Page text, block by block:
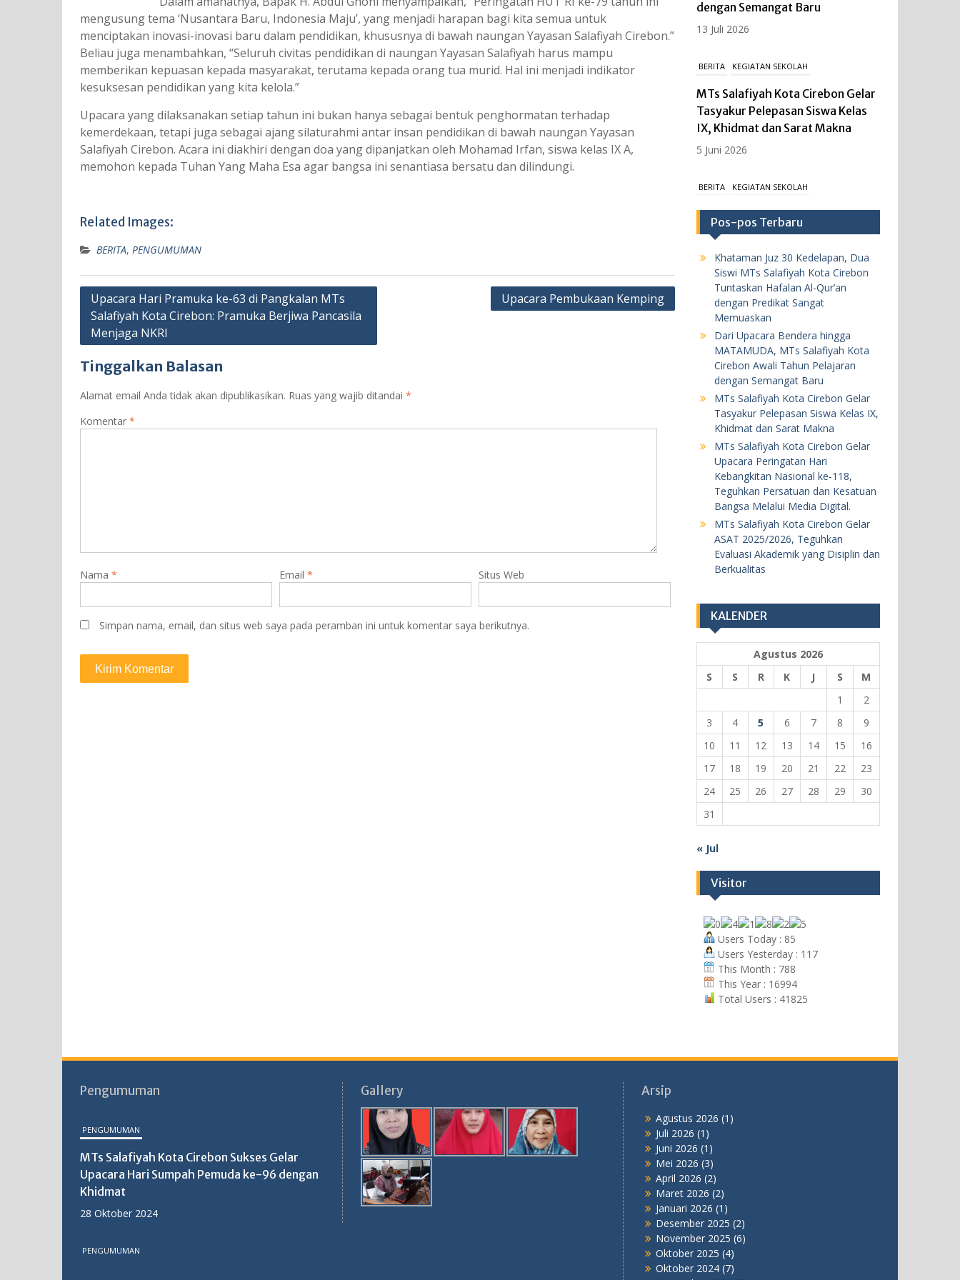
mengusung tema ‘Nusantara Baru, Indonesia Maju’, yang menjadi harapan bagi kita semua untuk
menciptakan inovasi-inovasi baru dalam pendidikan, khususnya di bawah naungan Yayasan Salafiyah Cirebon.”
Beliau juga menambahkan, “Seluruh civitas pendidikan di naungan Yayasan Salafiyah harus mampu
memberikan kepuasan kepada masyarakat, terutama kepada orang tua murid. Hal ini menjadi indikator
kesuksesan pendidikan yang kita kelola.”
Upacara yang dilaksanakan setiap tahun ini bukan hanya sebagai bentuk penghormatan terhadap
kemerdekaan, tetapi juga sebagai ajang silaturahmi antar insan pendidikan di bawah naungan Yayasan
Salafiyah Cirebon. Acara ini diakhiri dengan doa yang dipanjatkan oleh Mohamad Irfan, siswa kelas IX A,
memohon kepada Tuhan Yang Maha Esa agar bangsa ini senantiasa bersatu dan dilindungi.
Related Images:
BERITA, PENGUMUMAN
Navigasi
pos
Upacara Hari Pramuka ke-63 di Pangkalan MTs
Salafiyah Kota Cirebon: Pramuka Berjiwa Pancasila
Menjaga NKRI
Upacara Pembukaan Kemping
Tinggalkan Balasan
Alamat email Anda tidak akan dipublikasikan. Ruas yang wajib ditandai *
Komentar *
Nama * Email* Situs Web
Simpan nama, email, dan situs web saya pada peramban ini untuk komentar saya berikutnya.
dengan Semangat Baru
13 Juli 2026
BERITA KEGIATAN SEKOLAH
MTs Salafiyah Kota Cirebon Gelar
Tasyakur Pelepasan Siswa Kelas
IX, Khidmat dan Sarat Makna
5 Juni 2026
BERITA KEGIATAN SEKOLAH
MTs Salafiyah Kota Cirebon Gelar
Upacara Peringatan Hari
Teguhkan Persatuan dan
Kesatuan Bangsa Melalui Media
Digital.
20 Mei 2026
KEGIATAN SEKOLAH
MTs Salafiyah Kota Cirebon Gelar
ASAT 2025/2026, Teguhkan
Evaluasi Akademik yang Disiplin
18 Mei 2026
BERITA KEGIATAN SEKOLAH
Khataman Juz 30 Kedelapan, Dua
Siswi MTs Salafiyah Kota Cirebon
Tuntaskan Hafalan Al-Qur’an
dengan Predikat Sangat
5 Agustus 2026
Pos-pos Terbaru
Khataman Juz 30 Kedelapan, Dua
Siswi MTs Salafiyah Kota Cirebon
Tuntaskan Hafalan Al-Qur’an
dengan Predikat Sangat
Memuaskan
Dari Upacara Bendera hingga
MATAMUDA, MTs Salafiyah Kota
Cirebon Awali Tahun Pelajaran
dengan Semangat Baru
MTs Salafiyah Kota Cirebon Gelar
Tasyakur Pelepasan Siswa Kelas IX,
Khidmat dan Sarat Makna
MTs Salafiyah Kota Cirebon Gelar
Upacara Peringatan Hari
Kebangkitan Nasional ke-118,
Teguhkan Persatuan dan Kesatuan
Bangsa Melalui Media Digital.
MTs Salafiyah Kota Cirebon Gelar
ASAT 2025/2026, Teguhkan
Evaluasi Akademik yang Disiplin dan
Berkualitas
KALENDER
Agustus 2026
S
S R K J S
M
1
2
3
4 5 6 7 8
9
10
11 12 13 14 15
16
17
18 19 20 21 22
23
24
25 26 27 28 29
30
31
« Jul
Visitor
Users Today : 85
Users Yesterday : 117
This Month : 788
This Year : 16994
Total Users : 41825
Pengumuman
PENGUMUMAN
MTs Salafiyah Kota Cirebon Sukses Gelar
Upacara Hari Sumpah Pemuda ke-96 dengan
Khidmat
28 Oktober 2024
PENGUMUMAN
Gallery Arsip
Agustus 2026 (1)
Juli 2026 (1)
Juni 2026 (1)
Mei 2026 (3)
April 2026 (2)
Maret 2026 (2)
Januari 2026 (1)
Desember 2025 (2)
November 2025 (6)
Oktober 2025 (4)
Oktober 2024(7)